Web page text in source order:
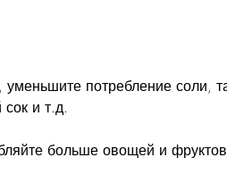
и т.д.
больше овощей и фруктов